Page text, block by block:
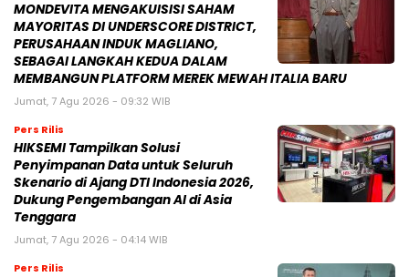
MONDEVITA MENGAKUISISI SAHAM
MAYORITAS DI UNDERSCORE DISTRICT,
PERUSAHAAN INDUK MAGLIANO,
SEBAGAI LANGKAH KEDUA DALAM
MEMBANGUN PLATFORM MEREK MEWAH ITALIA BARU
Jumat, 7 Agu 2026 - 09:32 WIB
Pers Rilis
HIKSEMI Tampilkan Solusi
Penyimpanan Data untuk Seluruh
Skenario di Ajang DTI Indonesia 2026,
Dukung Pengembangan AI di Asia
Tenggara
Jumat, 7 Agu 2026 - 04:14 WIB
Pers Rilis